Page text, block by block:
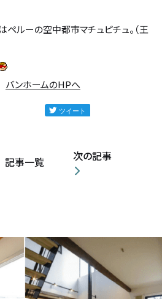
ルーの空中都市マチュピチュ。（王
バンホームのHPへ
記事一覧 次の記事